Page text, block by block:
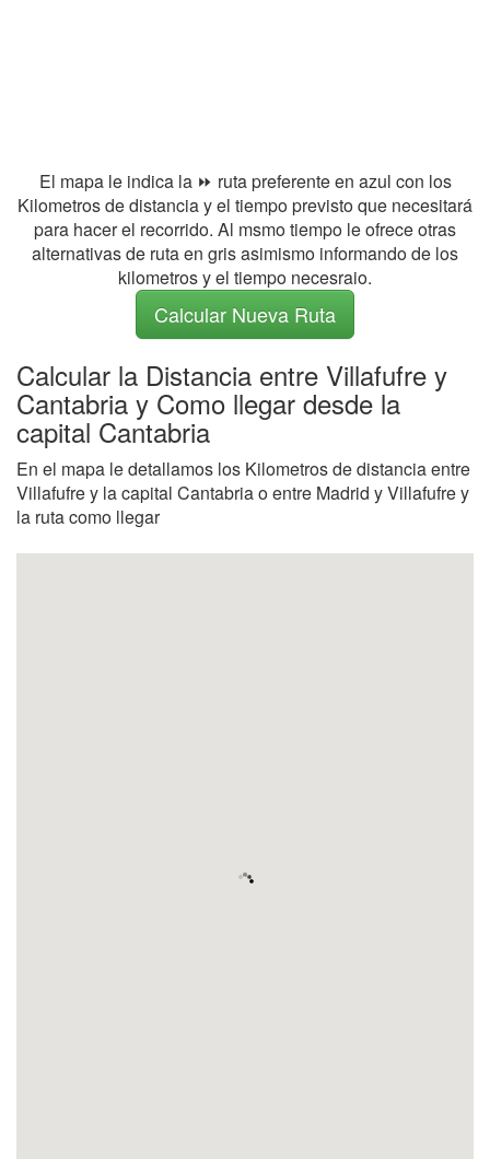
El mapa le indica la ⏩ ruta preferente en azul con los
Kilometros de distancia y el tiempo previsto que necesitará
para hacer el recorrido. Al msmo tiempo le ofrece otras
alternativas de ruta en gris asimismo informando de los
kilometros y el tiempo necesraio.
Calcular Nueva Ruta
Calcular la Distancia entre Villafufre y
Cantabria y Como llegar desde la
capital Cantabria
En el mapa le detallamos los Kilometros de distancia entre
Villafufre y la capital Cantabria o entre Madrid y Villafufre y
la ruta como llegar